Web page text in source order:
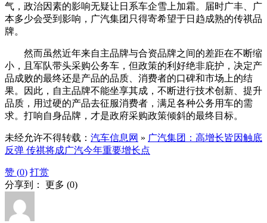
气，政治因素的影响无疑让日系车企雪上加霜。届时广丰、广
本多少会受到影响，广汽集团只得寄希望于日趋成熟的传祺品
牌。
然而虽然近年来自主品牌与合资品牌之间的差距在不断缩
小，且军队带头采购公务车，但政策的利好绝非庇护，决定产
品成败的最终还是产品的品质、消费者的口碑和市场上的结
果。因此，自主品牌不能坐享其成，不断进行技术创新、提升
品质，用过硬的产品去征服消费者，满足各种公务用车的需
求。打响自身品牌，才是政府采购政策倾斜的最终目标。
未经允许不得转载： 汽车信息网 » 广汽集团：高增长皆因触底
反弹 传祺将成广汽今年重要增长点
赞 (0) 打赏
分享到： 更多 (0)